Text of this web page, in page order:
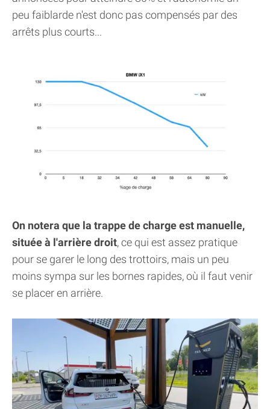
peu faiblarde n'est donc pas compensés par des
arrêts plus courts...
On notera que la trappe de charge est manuelle,
située à l'arrière droit, ce qui est assez pratique
pour se garer le long des trottoirs, mais un peu
moins sympa sur les bornes rapides, où il faut venir
se placer en arrière.